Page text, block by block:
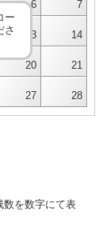
6 7
13 14
20 21
27 28
ー
さ
数を数字にて表